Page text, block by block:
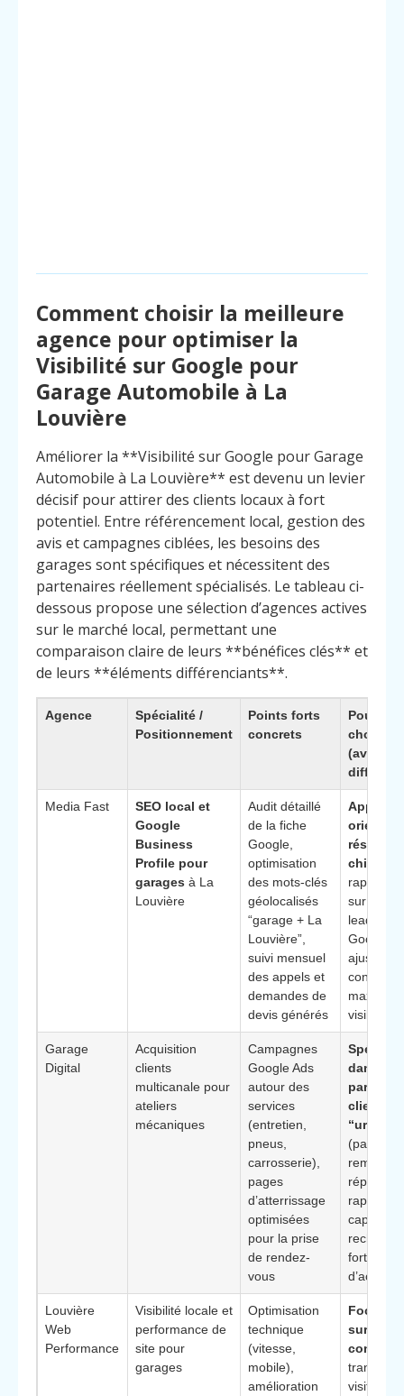
Comment choisir la meilleure
agence pour optimiser la
Visibilité sur Google pour
Garage Automobile à La
Louvière
Améliorer la **Visibilité sur Google pour Garage
Automobile à La Louvière** est devenu un levier
décisif pour attirer des clients locaux à fort
potentiel. Entre référencement local, gestion des
avis et campagnes ciblées, les besoins des
garages sont spécifiques et nécessitent des
partenaires réellement spécialisés. Le tableau ci-
dessous propose une sélection d’agences actives
sur le marché local, permettant une
comparaison claire de leurs **bénéfices clés** et
de leurs **éléments différenciants**.
Agence
Spécialité /
Positionnement
Points forts
concrets
choisir
Media Fast
SEO local et
Google
Business
Profile pour
garages à La
Louvière
Audit détaillé
de la fiche
Google,
optimisation
des mots-clés
géolocalisés
“garage + La
Louvière”,
suivi mensuel
des appels et
demandes de
devis générés
orientée
résultats
chiffrés
rapports
sur le
leads
Google et
continus
visibilité
Garage
Digital
Acquisition
clients
multicanale pour
ateliers
mécaniques
Campagnes
Google Ads
autour des
services
(entretien,
pneus,
carrosserie),
pages
d’atterrissage
optimisées
pour la prise
de rendez-
vous
dans les
parcours
clients
(panne,
rapide)
capter les
forte
d’achat
Louvière
Web
Performance
Visibilité locale et
performance de
site pour
garages
Optimisation
technique
(vitesse,
mobile),
amélioration
sur la
visites